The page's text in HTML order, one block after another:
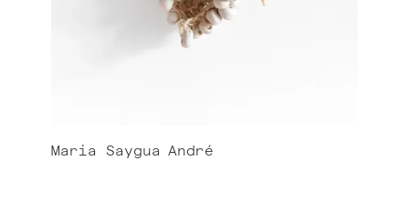
Maria Saygua André